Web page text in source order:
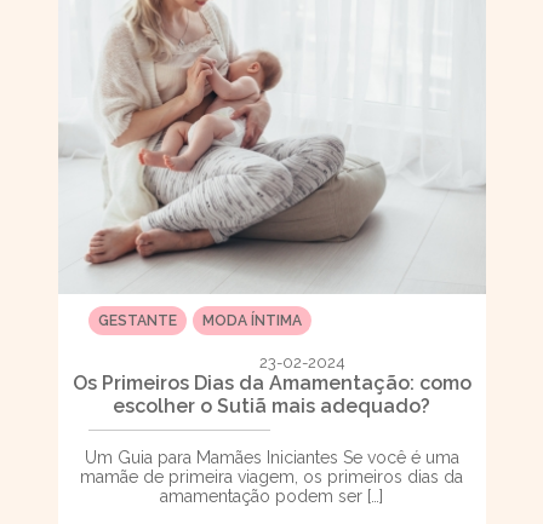
GESTANTE MODA ÍNTIMA
23-02-2024
Os Primeiros Dias da Amamentação: como
escolher o Sutiã mais adequado?
Um Guia para Mamães Iniciantes Se você é uma
mamãe de primeira viagem, os primeiros dias da
amamentação podem ser […]